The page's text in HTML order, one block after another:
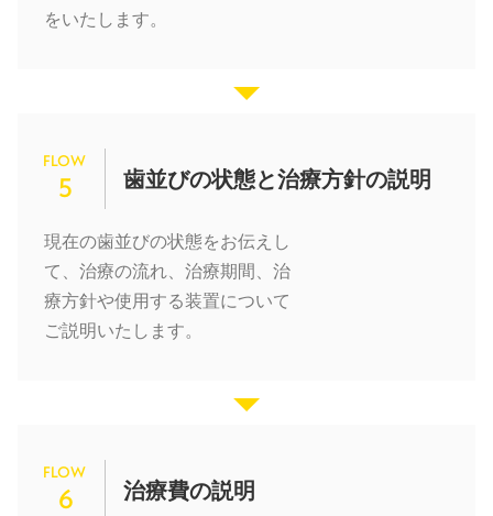
をいたします。
FLOW
5 歯並びの状態と治療方針の説明
現在の歯並びの状態をお伝えし
て、治療の流れ、治療期間、治
療方針や使用する装置について
ご説明いたします。
FLOW
6 治療費の説明